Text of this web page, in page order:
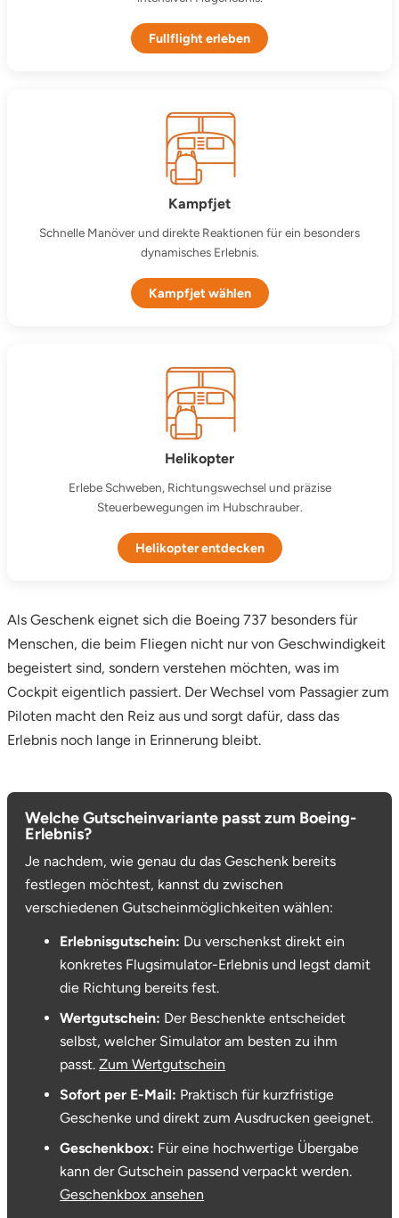
Fullflight erleben
Kampfjet
Schnelle Manöver und direkte Reaktionen für ein besonders
dynamisches Erlebnis.
Kampfjet wählen
Helikopter
Erlebe Schweben, Richtungswechsel und präzise
Steuerbewegungen im Hubschrauber.
Helikopter entdecken
Als Geschenk eignet sich die Boeing 737 besonders für
Menschen, die beim Fliegen nicht nur von Geschwindigkeit
begeistert sind, sondern verstehen möchten, was im
Cockpit eigentlich passiert. Der Wechsel vom Passagier zum
Piloten macht den Reiz aus und sorgt dafür, dass das
Erlebnis noch lange in Erinnerung bleibt.
Welche Gutscheinvariante passt zum Boeing-
Erlebnis?
Je nachdem, wie genau du das Geschenk bereits
festlegen möchtest, kannst du zwischen
verschiedenen Gutscheinmöglichkeiten wählen:
Erlebnisgutschein: Du verschenkst direkt ein
konkretes Flugsimulator-Erlebnis und legst damit
die Richtung bereits fest.
Wertgutschein: Der Beschenkte entscheidet
selbst, welcher Simulator am besten zu ihm
passt.Zum Wertgutschein
Sofort per E-Mail: Praktisch für kurzfristige
Geschenke und direkt zum Ausdrucken geeignet.
Geschenkbox: Für eine hochwertige Übergabe
kann der Gutschein passend verpackt werden.
Geschenkbox ansehen